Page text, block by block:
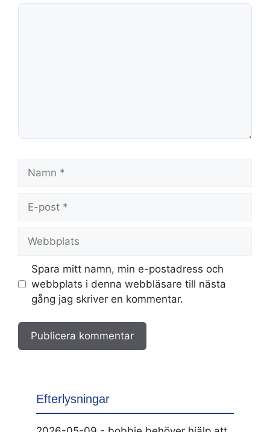
Kommentar
post
Spara mitt namn, min e-postadress och
webbplats i denna webbläsare till nästa
gång jag skriver en kommentar.
Efterlysningar